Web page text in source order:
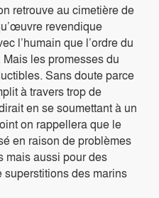
retrouve au cimetière de
revendique
l’humain que l’ordre du
les promesses du
Sans doute parce
à travers trop de
en se soumettant à un
on rappellera que le
en raison de problèmes
mais aussi pour des
des marins